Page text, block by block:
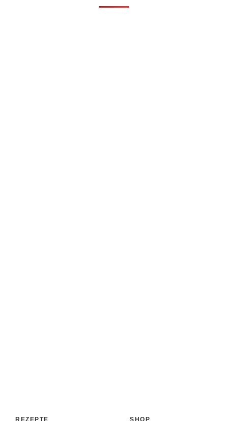
REZEPTE SHOP